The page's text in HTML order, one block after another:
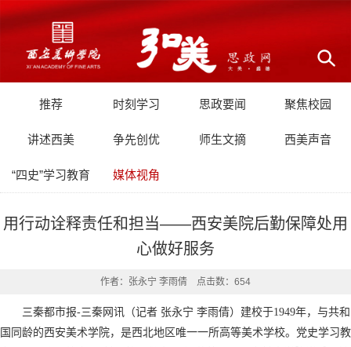
推荐 时刻学习 思政要闻 聚焦校园
讲述西美 争先创优 师生文摘 西美声音
“四史”学习教育 媒体视角
用行动诠释责任和担当——西安美院后勤保障处用
心做好服务
作者：张永宁 李雨倩 点击数： 654
三秦都市报-三秦网讯（记者 张永宁 李雨倩）建校于1949年，与共和
国同龄的西安美术学院，是西北地区唯一一所高等美术学校。党史学习教